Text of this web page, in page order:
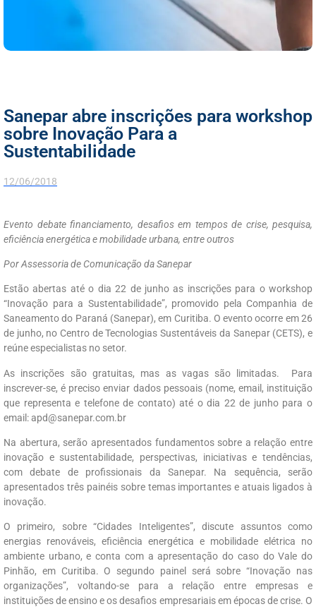
Sanepar abre inscrições para workshop
sobre Inovação Para a
Sustentabilidade
12/06/2018
Evento debate financiamento, desafios em tempos de crise, pesquisa,
eficiência energética e mobilidade urbana, entre outros
Por Assessoria de Comunicação da Sanepar
Estão abertas até o dia 22 de junho as inscrições para o workshop
“Inovação para a Sustentabilidade”, promovido pela Companhia de
Saneamento do Paraná (Sanepar), em Curitiba. O evento ocorre em 26
de junho, no Centro de Tecnologias Sustentáveis da Sanepar (CETS), e
reúne especialistas no setor.
As inscrições são gratuitas, mas as vagas são limitadas. Para
inscrever-se, é preciso enviar dados pessoais (nome, email, instituição
que representa e telefone de contato) até o dia 22 de junho para o
email: apd@sanepar.com.br
Na abertura, serão apresentados fundamentos sobre a relação entre
inovação e sustentabilidade, perspectivas, iniciativas e tendências,
com debate de profissionais da Sanepar. Na sequência, serão
apresentados três painéis sobre temas importantes e atuais ligados à
inovação.
O primeiro, sobre “Cidades Inteligentes”, discute assuntos como
energias renováveis, eficiência energética e mobilidade elétrica no
ambiente urbano, e conta com a apresentação do caso do Vale do
Pinhão, em Curitiba. O segundo painel será sobre “Inovação nas
organizações”, voltando-se para a relação entre empresas e
instituições de ensino e os desafios empresariais em épocas de crise. O